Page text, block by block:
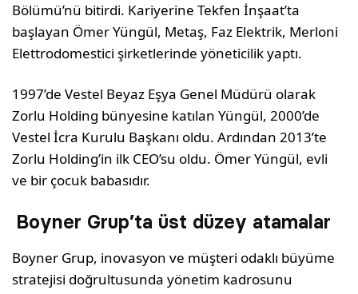
Bölümü’nü bitirdi. Kariyerine Tekfen İnşaat’ta
başlayan Ömer Yüngül, Metaş, Faz Elektrik, Merloni
Elettrodomestici şirketlerinde yöneticilik yaptı.
1997’de Vestel Beyaz Eşya Genel Müdürü olarak
Zorlu Holding bünyesine katılan Yüngül, 2000’de
Vestel İcra Kurulu Başkanı oldu. Ardından 2013’te
Zorlu Holding’in ilk CEO’su oldu. Ömer Yüngül, evli
ve bir çocuk babasıdır.
Boyner Grup’ta üst düzey atamalar
Boyner Grup, inovasyon ve müşteri odaklı büyüme
stratejisi doğrultusunda yönetim kadrosunu